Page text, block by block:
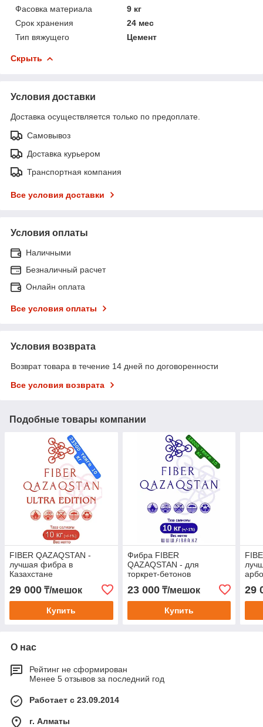
Фасовка материала
9 кг
Срок хранения
24 мес
Тип вяжущего
Цемент
Скрыть
Условия доставки
Доставка осуществляется только по предоплате.
Самовывоз
Доставка курьером
Транспортная компания
Все условия доставки
Условия оплаты
Наличными
Безналичный расчет
Онлайн оплата
Все условия оплаты
Условия возврата
Возврат товара в течение 14 дней по договоренности
Все условия возврата
Подобные товары компании
FIBER QAZAQSTAN -
лучшая фибра в
Казахстане
29 000 ₸/мешок
Купить
Фибра FIBER
QAZAQSTAN - для
торкрет-бетонов
23 000₸/мешок
Купить
29
О нас
Рейтинг не сформирован
Менее 5 отзывов за последний год
Работает с 23.09.2014
г. Алматы